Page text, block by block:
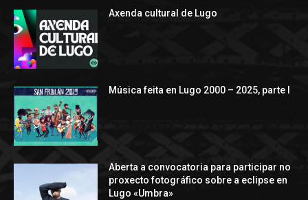
Axenda cultural de Lugo
Música feita en Lugo 2000 – 2025, parte I
Aberta a convocatoria para participar no
proxecto fotográfico sobre a eclipse en
Lugo «Umbra»